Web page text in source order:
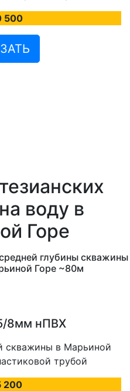
500
воду в
Горе
глубины скважины
Горе ~80м
8мм нПВХ
200